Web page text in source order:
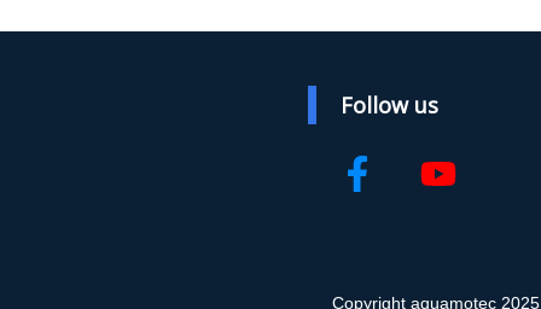
Follow us
Copyright aquamotec 2025